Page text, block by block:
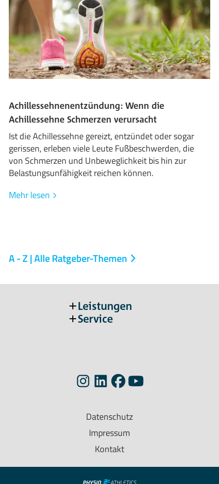
Achillessehnenentzündung: Wenn die
Achillessehne Schmerzen verursacht
Ist die Achillessehne gereizt, entzündet oder sogar
gerissen, erleben viele Leute Fußbeschwerden, die
von Schmerzen und Unbeweglichkeit bis hin zur
Belastungsunfähigkeit reichen können.
Mehr lesen
A - Z | Alle Ratgeber-Themen
Leistungen
Service
Datenschutz
Impressum
Kontakt